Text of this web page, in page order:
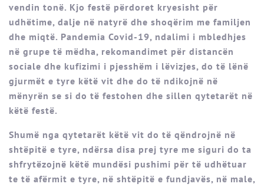
vendin tonë. Kjo festë përdoret kryesisht për
udhëtime, dalje në natyrë dhe shoqërim me familjen
dhe miqtë. Pandemia Covid-19, ndalimi i mbledhjes
në grupe të mëdha, rekomandimet për distancën
sociale dhe kufizimi i pjesshëm i lëvizjes, do të lënë
gjurmët e tyre këtë vit dhe do të ndikojnë në
mënyrën se si do të festohen dhe sillen qytetarët në
këtë festë.
Shumë nga qytetarët këtë vit do të qëndrojnë në
shtëpitë e tyre, ndërsa disa prej tyre me siguri do ta
shfrytëzojnë këtë mundësi pushimi për të udhëtuar
te të afërmit e tyre, në shtëpitë e fundjavës, në male,